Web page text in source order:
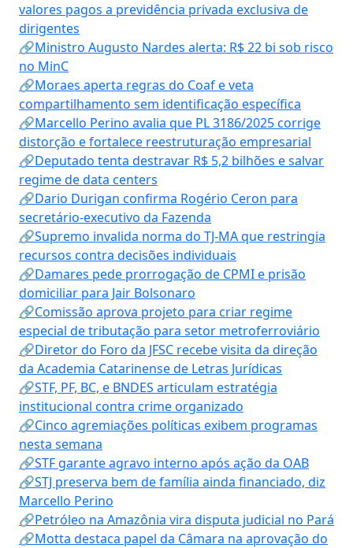
valores pagos a previdência privada exclusiva de
dirigentes
🔗Ministro Augusto Nardes alerta: R$ 22 bi sob risco
no MinC
🔗Moraes aperta regras do Coaf e veta
compartilhamento sem identificação específica
🔗Marcello Perino avalia que PL 3186/2025 corrige
distorção e fortalece reestruturação empresarial
🔗Deputado tenta destravar R$ 5,2 bilhões e salvar
regime de data centers
🔗Dario Durigan confirma Rogério Ceron para
secretário-executivo da Fazenda
🔗Supremo invalida norma do TJ-MA que restringia
recursos contra decisões individuais
🔗Damares pede prorrogação de CPMI e prisão
domiciliar para Jair Bolsonaro
🔗Comissão aprova projeto para criar regime
especial de tributação para setor metroferroviário
🔗Diretor do Foro da JFSC recebe visita da direção
da Academia Catarinense de Letras Jurídicas
🔗STF, PF, BC, e BNDES articulam estratégia
institucional contra crime organizado
🔗Cinco agremiações políticas exibem programas
nesta semana
🔗STF garante agravo interno após ação da OAB
🔗STJ preserva bem de família ainda financiado, diz
Marcello Perino
🔗Petróleo na Amazônia vira disputa judicial no Pará
🔗Motta destaca papel da Câmara na aprovação do